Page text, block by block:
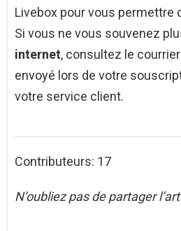
Livebox pour vous permettre
Si vous ne vous souvenez
internet, consultez le
envoyé lors de votre
votre service client.
Contributeurs: 17
N’oubliez pas de partager